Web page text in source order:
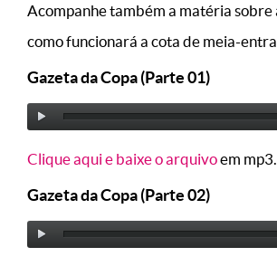
Acompanhe também a matéria sobre
como funcionará a cota de meia-
Gazeta da Copa (Parte 01)
Clique aqui e baixe o arquivoem mp3.
Gazeta da Copa (Parte 02)